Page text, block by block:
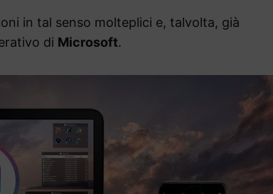
in tal senso molteplici e, talvolta, già
di Microsoft.